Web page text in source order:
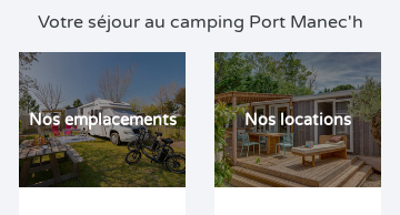
Votre séjour au camping Port Manec'h
Nos emplacements Nos locations